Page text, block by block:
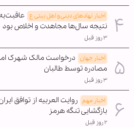
اخبار نهادهای دینی و اهل بیتی ع
نتیجه سال‌ها مجاهدت و اخلاص بود
۳ روز قبل
اخبار جهان درخواست مالک شهرک
مصادره توسط طالبان
۳ روز قبل
اخبار مهم روایت العربیه از توافق
بازگشایی تنگه هرمز
۲ روز قبل